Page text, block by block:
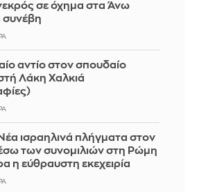
σε όχημα στα Άνω
συνέβη
αντίο στον σπουδαίο
Λάκη Χαλκιά
ισραηλινά πλήγματα στον
των συνομιλιών στη Ρώμη
η εύθραυστη εκεχειρία